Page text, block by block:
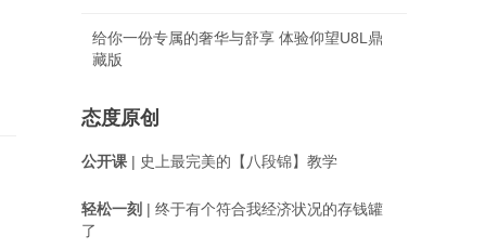
给你一份专属的奢华与舒享 体验仰望U8L鼎
藏版
态度原创
公开课 | 史上最完美的【八段锦】教学
轻松一刻 | 终于有个符合我经济状况的存钱罐
了